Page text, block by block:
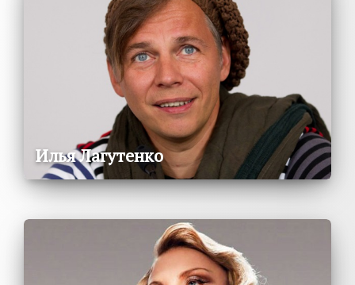
Илья Лагутенко